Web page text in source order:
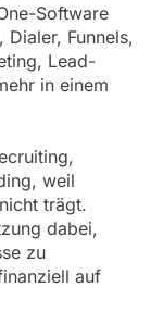
Software
Funnels,
Lead-
in einem
weil
trägt.
dabei,
zu
auf